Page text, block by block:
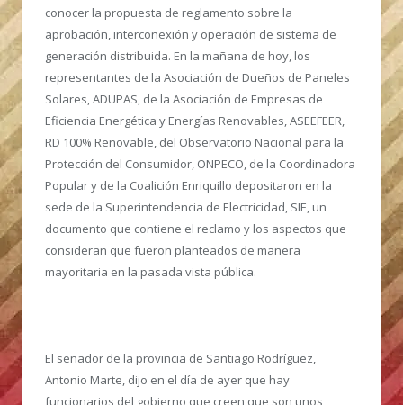
conocer la propuesta de reglamento sobre la
aprobación, interconexión y operación de sistema de
generación distribuida. En la mañana de hoy, los
representantes de la Asociación de Dueños de Paneles
Solares, ADUPAS, de la Asociación de Empresas de
Eficiencia Energética y Energías Renovables, ASEEFEER,
RD 100% Renovable, del Observatorio Nacional para la
Protección del Consumidor, ONPECO, de la Coordinadora
Popular y de la Coalición Enriquillo depositaron en la
sede de la Superintendencia de Electricidad, SIE, un
documento que contiene el reclamo y los aspectos que
consideran que fueron planteados de manera
mayoritaria en la pasada vista pública.
El senador de la provincia de Santiago Rodríguez,
Antonio Marte, dijo en el día de ayer que hay
funcionarios del gobierno que creen que son unos